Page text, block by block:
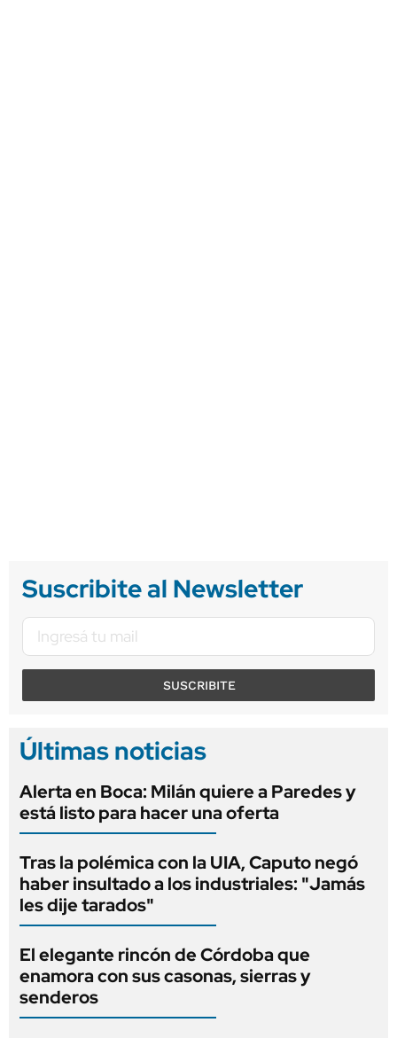
Suscribite al Newsletter
SUSCRIBITE
Últimas noticias
Alerta en Boca: Milán quiere a Paredes y
está listo para hacer una oferta
Tras la polémica con la UIA, Caputo negó
haber insultado a los industriales: "Jamás
les dije tarados"
El elegante rincón de Córdoba que
enamora con sus casonas, sierras y
senderos